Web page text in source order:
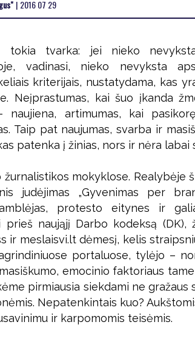
| 2016 07 29
tokia tvarka: jei nieko
vadinasi, nieko nevyksta
kriterijais, nustatydama, kas
Neįprastumas, kai šuo įkanda
naujiena, artimumas, kai
Taip pat naujumas, svarba ir
patenka į žinias, nors ir nėra labai
žurnalistikos mokyklose. Realybėje
judėjimas „Gyvenimas per
protesto eitynes ir
naująjį Darbo kodeksą (DK),
ir meslaisvi.lt dėmesį, kelis
portaluose, tylėjo –
emocinio faktoriaus
pirmiausia siekdami ne gražaus
Nepatenkintais kuo?
ir karpomomis teisėmis.